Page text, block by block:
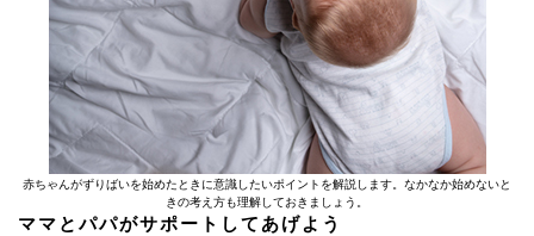
赤ちゃんがずりばいを始めたときに意識したいポイントを解説します。なかなか始めないと
きの考え方も理解しておきましょう。
ママとパパがサポートしてあげよう